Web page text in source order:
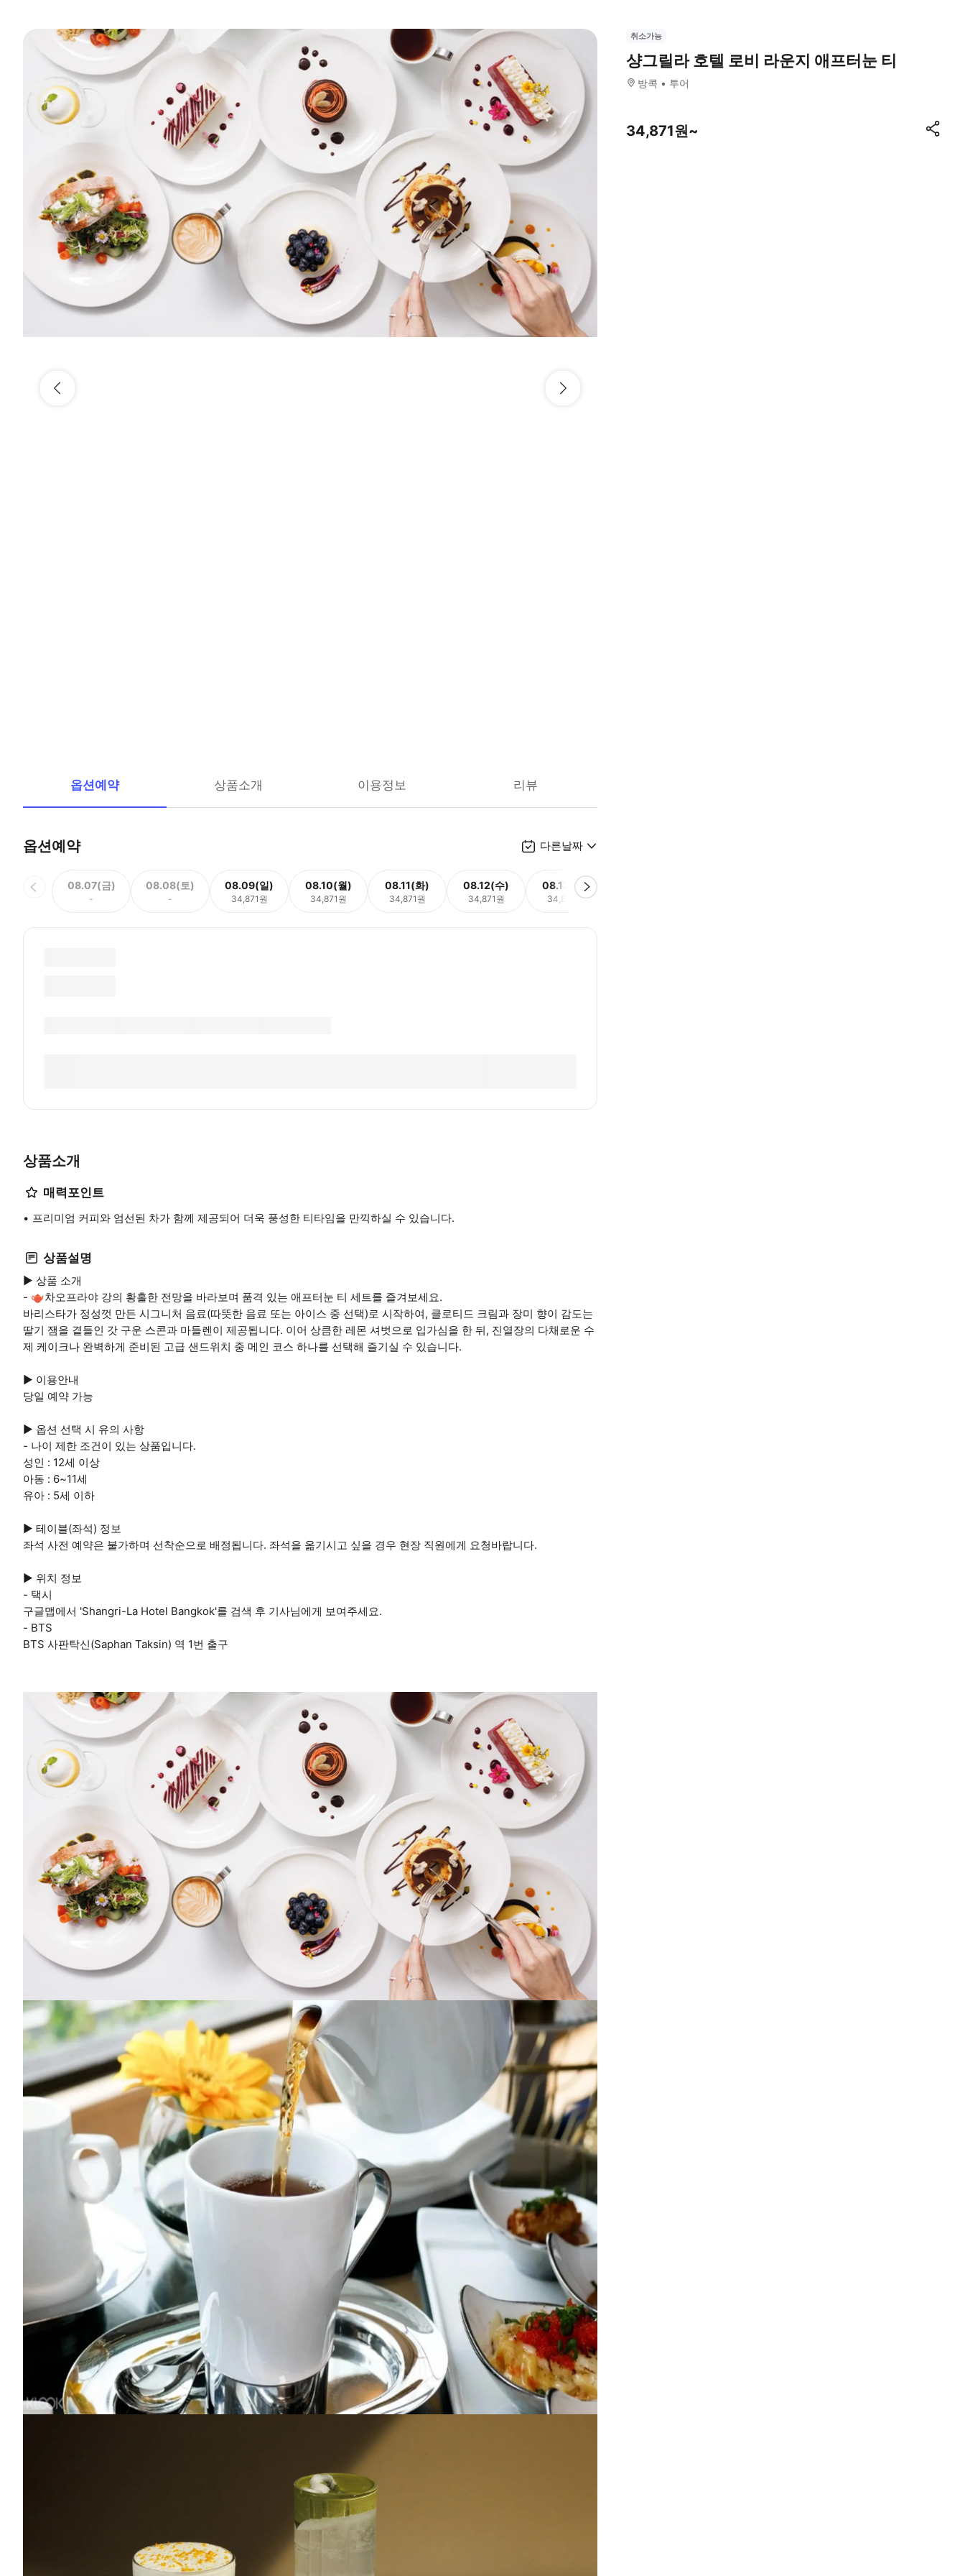
옵션예약 상품소개 이용정보 리뷰
옵션예약 다른날짜
08.07(금)
-
08.08(토)
-
08.09(일)
34,871원
08.10(월)
34,871원
08.11(화)
34,871원
08.12(수)
34,871원
08.13(목)
34,871원
상품소개
매력포인트
프리미엄 커피와 엄선된 차가 함께 제공되어 더욱 풍성한 티타임을 만끽하실 수 있습니다.
상품설명
▶ 상품 소개
- 🫖차오프라야 강의 황홀한 전망을 바라보며 품격 있는 애프터눈 티 세트를 즐겨보세요.
바리스타가 정성껏 만든 시그니처 음료(따뜻한 음료 또는 아이스 중 선택)로 시작하여, 클로티드 크림과 장미 향이 감도는
딸기 잼을 곁들인 갓 구운 스콘과 마들렌이 제공됩니다. 이어 상큼한 레몬 셔벗으로 입가심을 한 뒤, 진열장의 다채로운 수
제 케이크나 완벽하게 준비된 고급 샌드위치 중 메인 코스 하나를 선택해 즐기실 수 있습니다.
▶ 이용안내
당일 예약 가능
▶ 옵션 선택 시 유의 사항
- 나이 제한 조건이 있는 상품입니다.
성인 : 12세 이상
아동 : 6~11세
유아 : 5세 이하
▶ 테이블(좌석) 정보
좌석 사전 예약은 불가하며 선착순으로 배정됩니다. 좌석을 옮기시고 싶을 경우 현장 직원에게 요청바랍니다.
▶ 위치 정보
- 택시
구글맵에서 'Shangri-La Hotel Bangkok'를 검색 후 기사님에게 보여주세요.
- BTS
BTS 사판탁신(Saphan Taksin) 역 1번 출구
취소가능
샹그릴라 호텔 로비 라운지 애프터눈 티
방콕 투어
34,871원~